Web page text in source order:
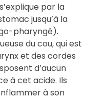
par la
jusqu’à la
pharyngé).
du cou, qui est
et des cordes
d’aucun
à cet acide. Ils
à son